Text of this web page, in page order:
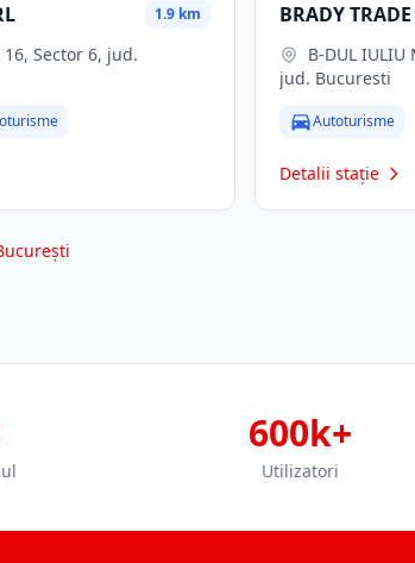
1.9 km BRADY TRADE
jud. Bucuresti
Autoturisme
Detalii stație
600k+
Utilizatori